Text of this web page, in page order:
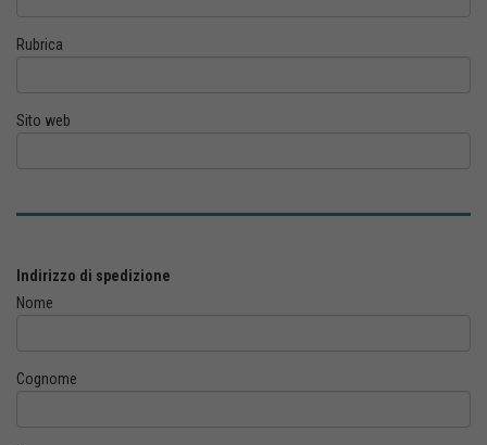
Rubrica
Sito web
Indirizzo di spedizione
Nome
Cognome